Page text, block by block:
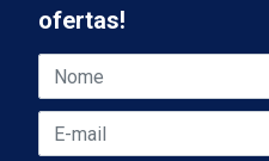
ofertas!